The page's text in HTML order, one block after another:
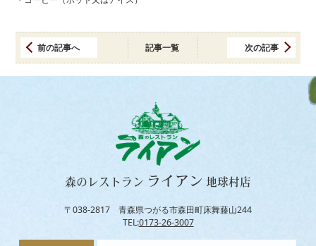
前の記事へ 記事一覧 次の記事
森のレストラン ライアン 地球村店
〒038-2817 青森県つがる市森田町床舞藤山244
TEL:0173-26-3007